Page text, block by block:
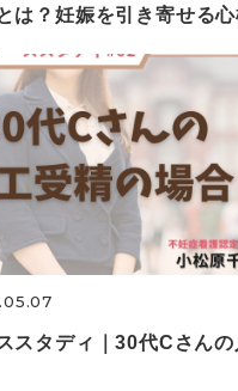
は？妊娠を引き寄せる心
スタディ｜30代Cさん